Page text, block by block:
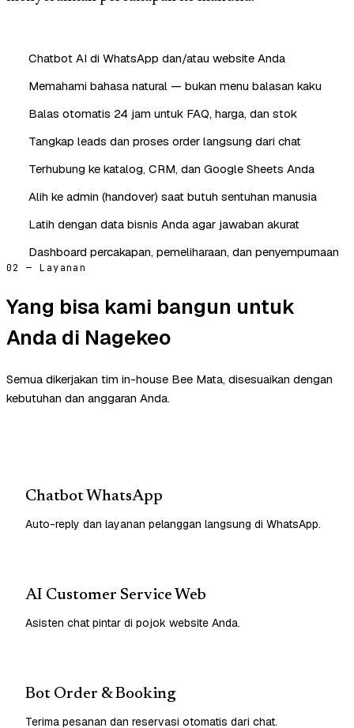
Chatbot AI di WhatsApp dan/atau website Anda
Memahami bahasa natural — bukan menu balasan kaku
Balas otomatis 24 jam untuk FAQ, harga, dan stok
Tangkap leads dan proses order langsung dari chat
Terhubung ke katalog, CRM, dan Google Sheets Anda
Alih ke admin (handover) saat butuh sentuhan manusia
Latih dengan data bisnis Anda agar jawaban akurat
Dashboard percakapan, pemeliharaan, dan penyempurnaan
02 — Layanan
Yang bisa kami bangun untuk
Anda di Nagekeo
Semua dikerjakan tim in-house Bee Mata, disesuaikan dengan
kebutuhan dan anggaran Anda.
Chatbot WhatsApp
Auto-reply dan layanan pelanggan langsung di WhatsApp.
AI Customer Service Web
Asisten chat pintar di pojok website Anda.
Bot Order & Booking
Terima pesanan dan reservasi otomatis dari chat.